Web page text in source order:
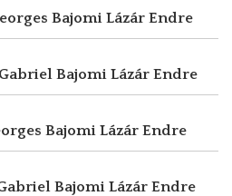
Bajomi Lázár Endre
Bajomi Lázár Endre
Bajomi Lázár Endre
Bajomi Lázár Endre